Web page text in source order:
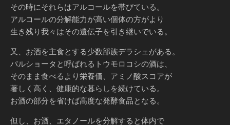
その時にそれらはアルコールを帯びている。
アルコールの分解能力が高い個体の方がより
生き残り我々はその遺伝子を引き継いでいる。
又、お酒を主食とする少数部族デラシェがある。
パルショータと呼ばれるトウモロコシの酒は、
そのまま食べるより栄養価、アミノ酸スコアが
著しく高く、健康的な暮らしを続けている。
お酒の部分を省けば高度な発酵食品となる。
但し、お酒、エタノールを分解すると体内で